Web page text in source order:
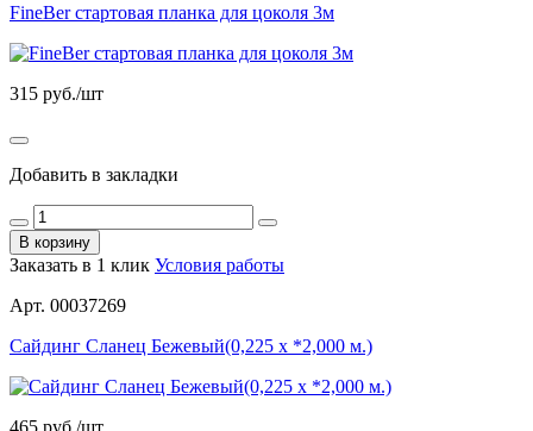
FineBer стартовая планка для цоколя 3м
315 руб./шт
Добавить в закладки
В корзину
Заказать в 1 клик Условия работы
Арт. 00037269
Сайдинг Сланец Бежевый(0,225 х *2,000 м.)
465 руб./шт